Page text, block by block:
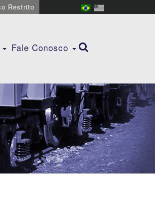
Restrito
Fale Conosco